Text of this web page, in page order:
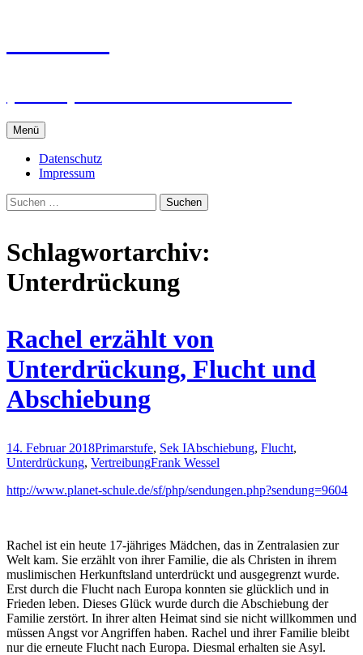
Menü
Datenschutz
Impressum
Suchen
nach:
Schlagwortarchiv:
Unterdrückung
Rachel erzählt von
Unterdrückung, Flucht und
Abschiebung
14. Februar 2018Primarstufe, Sek IAbschiebung, Flucht,
Unterdrückung, VertreibungFrank Wessel
http://www.planet-schule.de/sf/php/sendungen.php?sendung=9604
Rachel ist ein heute 17-jähriges Mädchen, das in Zentralasien zur
Welt kam. Sie erzählt von ihrer Familie, die als Christen in ihrem
muslimischen Herkunftsland unterdrückt und ausgegrenzt wurde.
Erst durch die Flucht nach Europa konnten sie glücklich und in
Frieden leben. Dieses Glück wurde durch die Abschiebung der
Familie zerstört. In ihrer alten Heimat sind sie nicht willkommen und
müssen Angst vor Angriffen haben. Rachel und ihrer Familie bleibt
nur die erneute Flucht nach Europa. Diesmal erhalten sie Asyl.